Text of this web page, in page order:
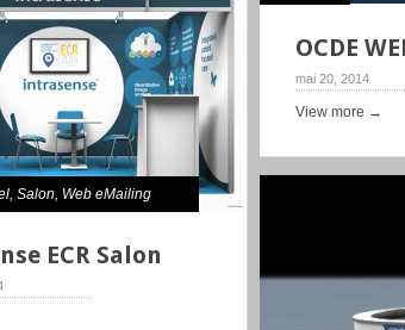
OCDE
mai 20, 2014
View more →
,Salon, Web eMailing
ECR Salon